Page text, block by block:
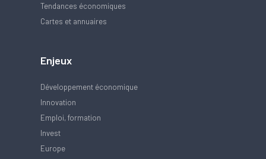
Tendances économiques
Cartes et annuaires
Enjeux
Développement économique
Innovation
Emploi, formation
Invest
Europe